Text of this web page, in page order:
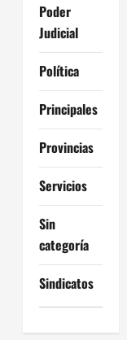
Poder
Judicial
Política
Principales
Provincias
Servicios
Sin
categoría
Sindicatos